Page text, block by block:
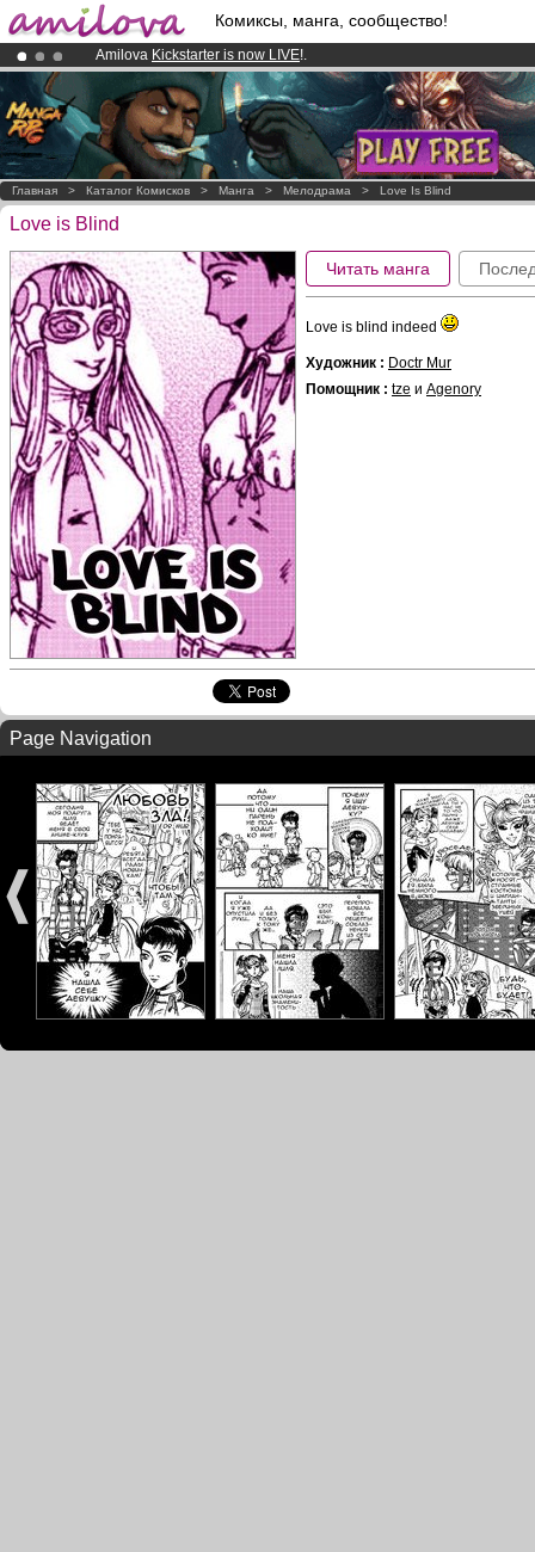
Комиксы, манга, сообщество!
Amilova Kickstarter is now LIVE!.
Premium membership from3.95 eurosper month !Get membership
Already 100000 membersand 1000 comics & mangas!.
Главная > Каталог Комисков > Манга > Мелодрама > Love Is Blind
Love is Blind
Читать манга
Love is blind indeed
Художник : Doctr Mur
Помощник : tze и Agenory
Page Navigation